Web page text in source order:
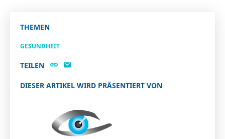
THEMEN
GESUNDHEIT
TEILEN
DIESER ARTIKEL WIRD PRÄSENTIERT VON